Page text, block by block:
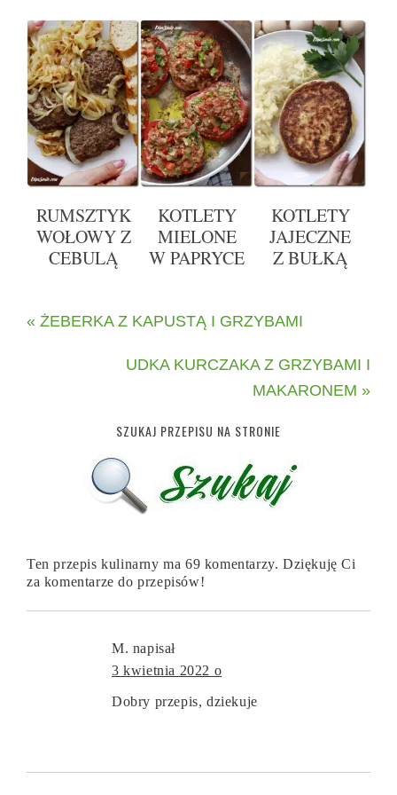
RUMSZTYK
WOŁOWY Z
CEBULĄ
KOTLETY
MIELONE
W PAPRYCE
KOTLETY
JAJECZNE
Z BUŁKĄ
« ŻEBERKA Z KAPUSTĄ I GRZYBAMI
UDKA KURCZAKA Z GRZYBAMI I
MAKARONEM »
SZUKAJ PRZEPISU NA STRONIE
Ten przepis kulinarny ma 69 komentarzy. Dziękuję Ci
za komentarze do przepisów!
M. napisał
3 kwietnia 2022 o
Dobry przepis, dziekuje